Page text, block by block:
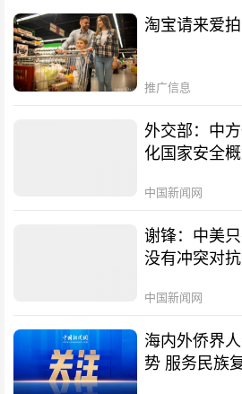
淘宝请来爱
推广信息
外交部：中
化国家安全
中国新闻网
谢锋：中美
没有冲突对
中国新闻网
海内外侨界
势 服务民族